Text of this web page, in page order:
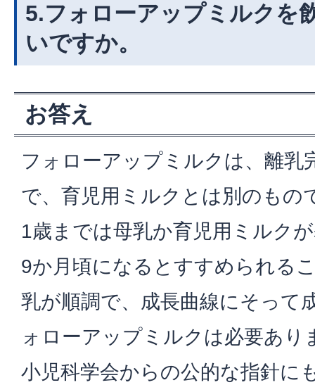
5.フォローアップミルクを
いですか。
お答え
フォローアップミルクは、離乳
で、育児用ミルクとは別のもの
1歳までは母乳か育児用ミルク
9か月頃になるとすすめられる
乳が順調で、成長曲線にそって
ォローアップミルクは必要あり
小児科学会からの公的な指針に